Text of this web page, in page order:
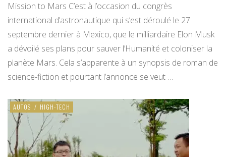
Mission to Mars C’est à l’occasion du congrès
international d’astronautique qui s’est déroulé le 27
septembre dernier à Mexico, que le milliardaire Elon Musk
a dévoilé ses plans pour sauver l’Humanité et coloniser la
planète Mars. Cela s’apparente à un synopsis de roman de
science-fiction et pourtant l’annonce se veut …
AUTOS / HIGH-TECH